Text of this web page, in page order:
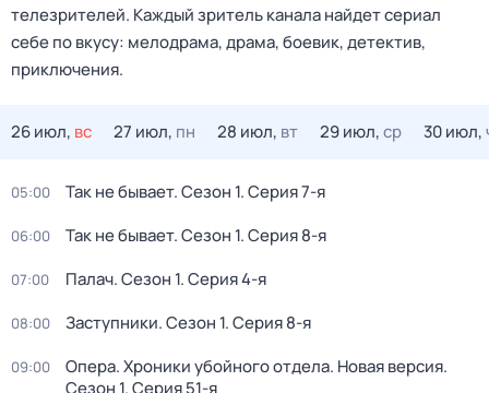
телезрителей. Каждый зритель канала найдет сериал
себе по вкусу: мелодрама, драма, боевик, детектив,
приключения.
26 июл, вс 27 июл, пн 28 июл, вт 29 июл,ср 30 июл,
05:00 Так не бывает. Сезон 1. Серия 7-я
06:00 Так не бывает. Сезон 1. Серия 8-я
07:00 Палач. Сезон 1. Серия 4-я
08:00 Заступники. Сезон 1. Серия 8-я
09:00 Опера. Хроники убойного отдела. Новая версия.
Сезон 1. Серия 51-я